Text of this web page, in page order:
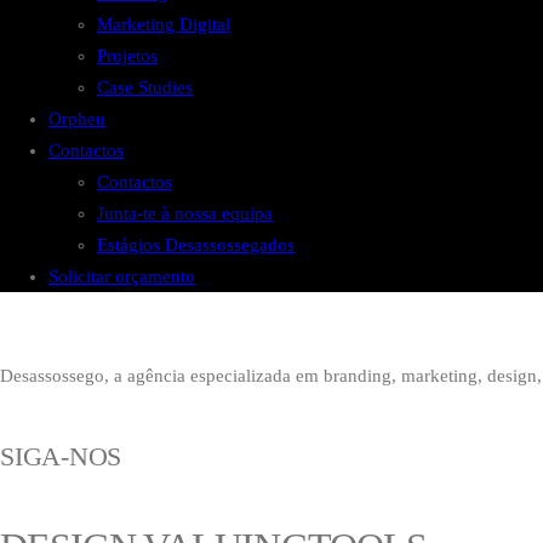
Marketing Digital
Projetos
Case Studies
Orpheu
Contactos
Contactos
Junta-te à nossa equipa
Estágios Desassossegados
Solicitar orçamento
Desassossego, a agência especializada em branding, marketing,
SIGA-NOS